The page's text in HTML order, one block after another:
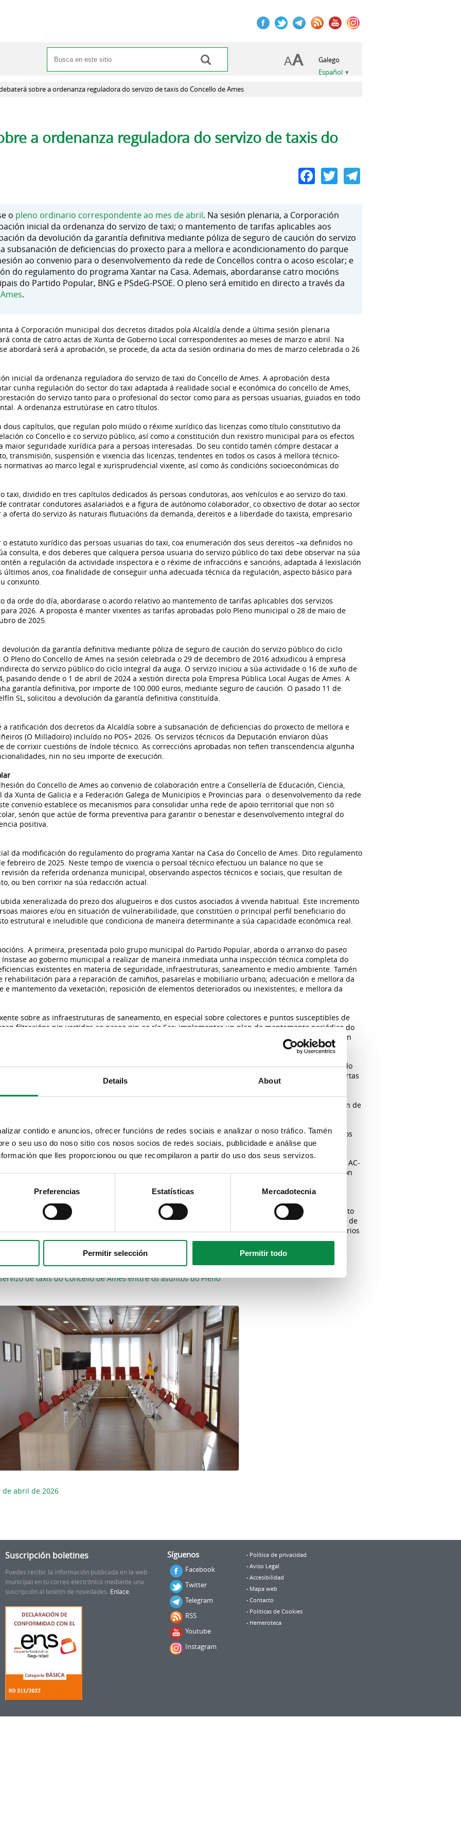
Details About
contido e anuncios, ofrecer funcións de redes sociais e analizar o noso tráfico. Tamén
o seu uso do noso sitio cos nosos socios de redes sociais, publicidade e análise que
que lles proporcionou ou que recompilaron a partir do uso dos seus servizos.
Preferencias Estatísticas Mercadotecnia
Permitir selección Permitir todo
Formulario de búsqueda
Buscar
Galego
Español
sobre a ordenanza reguladora do servizo de taxis do Concello de Ames
a ordenanza reguladora do servizo de taxis do
Facebook
Twitter
o pleno ordinario correspondente ao mes de abril. Na sesión plenaria, a Corporación
inicial da ordenanza do servizo de taxi; o mantemento de tarifas aplicables aos
da devolución da garantía definitiva mediante póliza de seguro de caución do servizo
subsanación de deficiencias do proxecto para a mellora e acondicionamento do parque
ao convenio para o desenvolvemento da rede de Concellos contra o acoso escolar; e
do regulamento do programa Xantar na Casa. Ademais, abordaranse catro mocións
do Partido Popular, BNG e PSdeG-PSOE. O pleno será emitido en directo a través da
.
á Corporación municipal dos decretos ditados pola Alcaldía dende a última sesión plenaria
conta de catro actas de Xunta de Goberno Local correspondentes ao meses de marzo e abril. Na
abordará será a aprobación, se procede, da acta da sesión ordinaria do mes de marzo celebrada o 26
inicial da ordenanza reguladora do servizo de taxi do Concello de Ames. A aprobación desta
cunha regulación do sector do taxi adaptada á realidade social e económica do concello de Ames,
do servizo tanto para o profesional do sector como para as persoas usuarias, guiados en todo
A ordenanza estrutúrase en catro títulos.
capítulos, que regulan polo miúdo o réxime xurídico das licenzas como título constitutivo da
co Concello e co servizo público, así como a constitución dun rexistro municipal para os efectos
seguridade xurídica para a persoas interesadas. Do seu contido tamén cómpre destacar a
transmisión, suspensión e vixencia das licenzas, tendentes en todos os casos á mellora técnico-
ao marco legal e xurisprudencial vixente, así como ás condicións socioeconómicas do
taxi, dividido en tres capítulos dedicados ás persoas condutoras, aos vehículos e ao servizo do taxi.
contratar condutores asalariados e a figura de autónomo colaborador, co obxectivo de dotar ao sector
oferta do servizo ás naturais flutuacións da demanda, dereitos e a liberdade do taxista, empresario
estatuto xurídico das persoas usuarias do taxi, coa enumeración dos seus dereitos –xa definidos no
consulta, e dos deberes que calquera persoa usuaria do servizo público do taxi debe observar na súa
a regulación da actividade inspectora e o réxime de infraccións e sancións, adaptada á lexislación
anos, coa finalidade de conseguir unha adecuada técnica da regulación, aspecto básico para
conxunto.
da orde do día, abordarase o acordo relativo ao mantemento de tarifas aplicables dos servizos
2026. A proposta é manter vixentes as tarifas aprobadas polo Pleno municipal o 28 de maio de
de 2025.
da garantía definitiva mediante póliza de seguro de caución do servizo público do ciclo
Pleno do Concello de Ames na sesión celebrada o 29 de decembro de 2016 adxudicou á empresa
do servizo público do ciclo integral da auga. O servizo iniciou a súa actividade o 16 de xuño de
pasando dende o 1 de abril de 2024 a xestión directa pola Empresa Pública Local Augas de Ames. A
garantía definitiva, por importe de 100.000 euros, mediante seguro de caución. O pasado 11 de
SL, solicitou a devolución da garantía definitiva constituída.
ratificación dos decretos da Alcaldía sobre a subsanación de deficiencias do proxecto de mellora e
(O Milladoiro) incluído no POS+ 2026. Os servizos técnicos da Deputación enviaron dúas
de corrixir cuestións de índole técnico. As correccións aprobadas non teñen transcendencia algunha
nin no seu importe de execución.
do Concello de Ames ao convenio de colaboración entre a Consellería de Educación, Ciencia,
Xunta de Galicia e a Federación Galega de Municipios e Provincias para o desenvolvemento da rede
convenio establece os mecanismos para consolidar unha rede de apoio territorial que non só
senón que actúe de forma preventiva para garantir o benestar e desenvolvemento integral do
positiva.
da modificación do regulamento do programa Xantar na Casa do Concello de Ames. Dito regulamento
febreiro de 2025. Neste tempo de vixencia o persoal técnico efectuou un balance no que se
da referida ordenanza municipal, observando aspectos técnicos e sociais, que resultan de
ou ben corrixir na súa redacción actual.
xeneralizada do prezo dos alugueiros e dos custos asociados á vivenda habitual. Este incremento
maiores e/ou en situación de vulnerabilidade, que constitúen o principal perfil beneficiario do
estrutural e ineludible que condiciona de maneira determinante a súa capacidade económica real.
A primeira, presentada polo grupo municipal do Partido Popular, aborda o arranxo do paseo
ao goberno municipal a realizar de maneira inmediata unha inspección técnica completa do
existentes en materia de seguridade, infraestruturas, saneamento e medio ambiente. Tamén
para a reparación de camiños, pasarelas e mobiliario urbano; adecuación e mellora da
e mantemento da vexetación; reposición de elementos deteriorados ou inexistentes; e mellora da
sobre as infraestruturas de saneamento, en especial sobre colectores e puntos susceptibles de
filtracións nin vertidos ao paseo nin ao río Sar; implementar un plan de mantemento periódico do
que eviten o seu deterioro progresivo; e establecer medidas de vixilancia e control ambiental, en
para previr e actuar ante posibles episodios de contaminación.
municipal do BNG, abórdase a cesión e posta en valor das parcelas do patrimonio municipal do
Neste moción ínstase ao goberno municipal a destinar estas parcelas que quedaron desertas
de interese social:
promoción de vivendas de protección autonómica ou de Vivendas de Integración Social.
en condicións favorables que permitan a participación de promotores privados para a construción de
en todo caso a limitación de prezos e o acceso a vivenda accesible.
das opcións adoptadas priorice o acceso á vivenda, especialmente da mocidade, persoas con baixos
grupo municipal do Partido Popular, debaterase a construción dunha senda peonil na estrada AC-
(parroquia de Piñeiro). Deste xeito, ínstase á Xunta de Galicia a estudar e impulsar a construción
sexa incluída na planificación de melloras da rede viaria autonómica, en continuidade coas
estrada.
polo grupo municipal socialista, tratarase a distribución dos recursos públicos aos Concellos de xeito
ínstase á Xunta de Galicia, ao Goberno de España e á Deputación da Coruña a desbotar o criterio de
30.000 habitantes; e reclámase a elaboración de convocatorias de subvencións baseadas en criterios
o nivel de servizos prestados ou a poboación efectivamente atendida.
de taxis do Concello de Ames enttre os asuntos do Pleno"
abril de 2026
Suscripción boletines
Puedes recibir la información publicada en la web
municipal en tu correo electrónico mediante una
suscripción al boletín de novedades. Enlace.
Síguenos
Facebook
Twitter
Telegram
RSS
Youtube
Instagram
Política de privacidad
Aviso Legal
Accesibilidad
Mapa web
Contacto
Politicas de Cookies
Hemeroteca